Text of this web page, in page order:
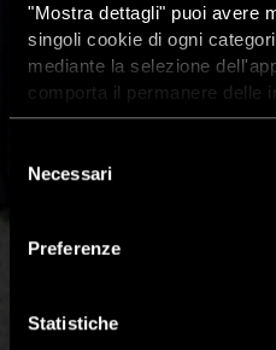
"Mostra dettagli" puoi avere
singoli cookie di ogni
mediante la selezione
comporta il permanere delle
dunque la continuazione
dei cookie attivi sul sito clicca
delNecessari
Preferenze
Statistiche
Campagne
speech: rom e
alla classifica
negativi